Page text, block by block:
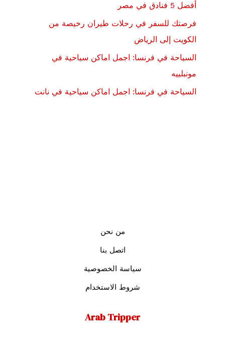
أفضل 5 فنادق في مصر
فرصتك للسفر في رحلات طيران رخيصة من
الكويت إلى الرياض
السياحة في فرنسا: اجمل اماكن سياحية في
مونبلييه
السياحة في فرنسا: اجمل اماكن سياحية في نانت
من نحن
اتصل بنا
سياسة الخصوصية
شروط الاستخدام
Arab Tripper